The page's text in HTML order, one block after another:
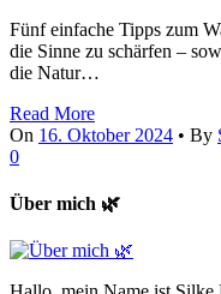
Fünf einfache Tipps zum
die Sinne zu schärfen –
die Natur…
Read More
On 16. Oktober 2024 • By
0
Über mich 🌿